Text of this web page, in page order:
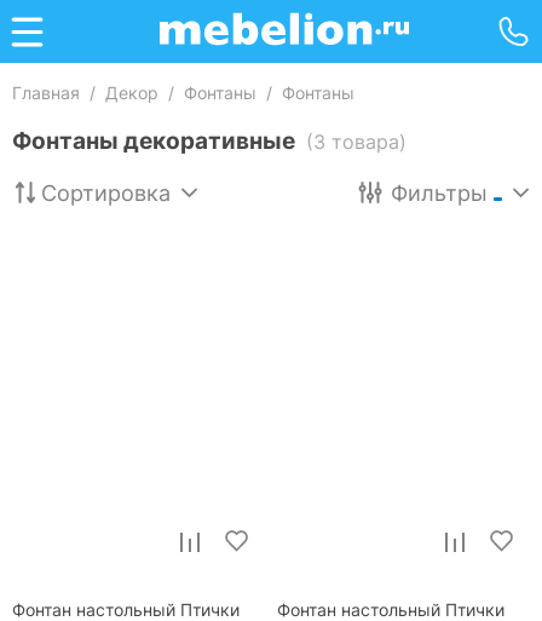
Главная / Декор / Фонтаны / Фонтаны
Фонтаны декоративные (3 товара)
Сортировка Фильтры
Фонтан настольный Птички
Фонтан настольный Птички